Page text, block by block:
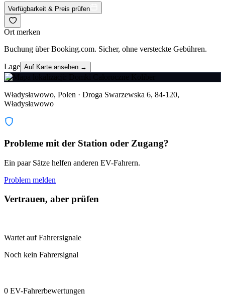
Verfügbarkeit & Preis prüfen
Ort merken
Buchung über Booking.com. Sicher, ohne versteckte Gebühren.
Lage Auf Karte ansehen →
Władysławowo, Polen · Droga Swarzewska 6, 84-120,
Władysławowo
Probleme mit der Station oder Zugang?
Ein paar Sätze helfen anderen EV-Fahrern.
Problem melden
Vertrauen, aber prüfen
Wartet auf Fahrersignale
Noch kein Fahrersignal
0 EV-Fahrerbewertungen